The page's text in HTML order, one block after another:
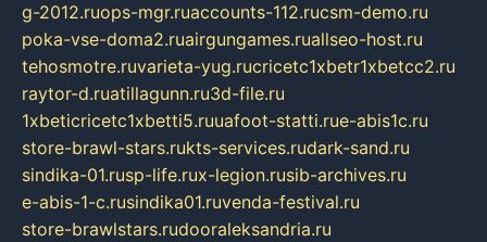
g-2012.ruops-mgr.ruaccounts-112.rucsm-demo.ru
poka-vse-doma2.ruairgungames.ruallseo-host.ru
tehosmotre.ruvarieta-yug.rucricetc1xbetr1xbetcc2.ru
raytor-d.ruatillagunn.ru3d-file.ru
1xbeticricetc1xbetti5.ruuafoot-statti.rue-abis1c.ru
store-brawl-stars.rukts-services.rudark-sand.ru
sindika-01.rusp-life.rux-legion.rusib-archives.ru
e-abis-1-c.rusindika01.ruvenda-festival.ru
store-brawlstars.rudooraleksandria.ru